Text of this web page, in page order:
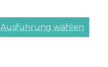
Ausführung wählen